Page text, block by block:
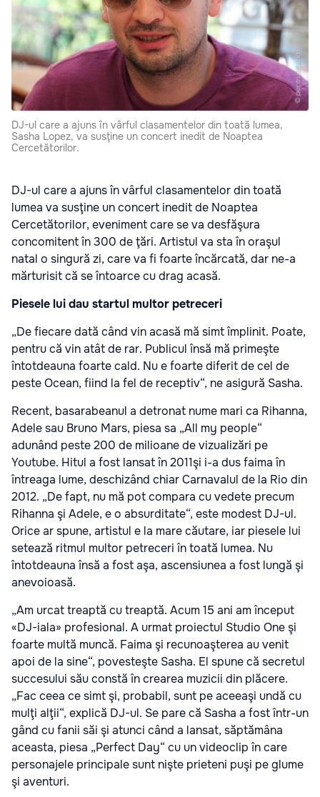
DJ-ul care a ajuns în vârful clasamentelor din toată lumea,
Sasha Lopez, va susţine un concert inedit de Noaptea
Cercetătorilor.
DJ-ul care a ajuns în vârful clasamentelor din toată
lumea va susţine un concert inedit de Noaptea
Cercetătorilor, eveniment care se va desfăşura
concomitent în 300 de ţări. Artistul va sta în oraşul
natal o singură zi, care va fi foarte încărcată, dar ne-a
mărturisit că se întoarce cu drag acasă.
Piesele lui dau startul multor petreceri
„De fiecare dată când vin acasă mă simt împlinit. Poate,
pentru că vin atât de rar. Publicul însă mă primeşte
întotdeauna foarte cald. Nu e foarte diferit de cel de
peste Ocean, fiind la fel de receptiv“, ne asigură Sasha.
Recent, basarabeanul a detronat nume mari ca Rihanna,
Adele sau Bruno Mars, piesa sa „All my people“
adunând peste 200 de milioane de vizualizări pe
Youtube. Hitul a fost lansat în 2011şi i-a dus faima în
întreaga lume, deschizând chiar Carnavalul de la Rio din
2012. „De fapt, nu mă pot compara cu vedete precum
Rihanna şi Adele, e o absurditate“, este modest DJ-ul.
Orice ar spune, artistul e la mare căutare, iar piesele lui
setează ritmul multor petreceri în toată lumea. Nu
întotdeauna însă a fost aşa, ascensiunea a fost lungă şi
anevoioasă.
„Am urcat treaptă cu treaptă. Acum 15 ani am început
«DJ-iala» profesional. A urmat proiectul Studio One şi
foarte multă muncă. Faima şi recunoaşterea au venit
apoi de la sine“, povesteşte Sasha. El spune că secretul
succesului său constă în crearea muzicii din plăcere.
„Fac ceea ce simt şi, probabil, sunt pe aceeaşi undă cu
mulţi alţii“, explică DJ-ul. Se pare că Sasha a fost într-un
gând cu fanii săi şi atunci când a lansat, săptămâna
aceasta, piesa „Perfect Day“ cu un videoclip în care
personajele principale sunt nişte prieteni puşi pe glume
şi aventuri.